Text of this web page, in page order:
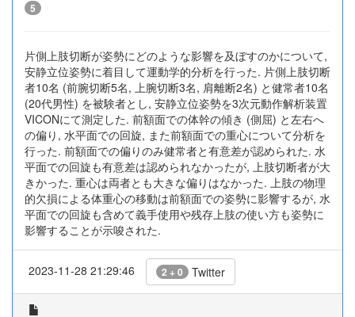
5
片側上肢切断が姿勢にどのような影響を及ぼすのかについて,
安静立位姿勢に着目して運動学的分析を行った. 片側上肢切断
者10名 (前腕切断5名, 上腕切断3名, 肩離断2名) と健常者10名
(20代男性) を被験者とし, 安静立位姿勢を3次元動作解析装置
VICONにて測定した. 前額面での体幹の傾き (側屈) と左右へ
の偏り, 水平面での回旋, また前額面での重心について分析を
行った. 前額面での偏りのみ健常者と有意差が認められた. 水
平面での回旋も有意差は認められなかったが, 上肢切断者が大
きかった. 重心は両者とも大きな偏りはなかった. 上肢の物理
的欠損による体重心の移動は前額面での姿勢に影響するが, 水
平面での回旋も含めて義手使用や残存上肢の使い方も姿勢に
影響することが示唆された.
2023-11-28 21:29:46 2 + 0 Twitter